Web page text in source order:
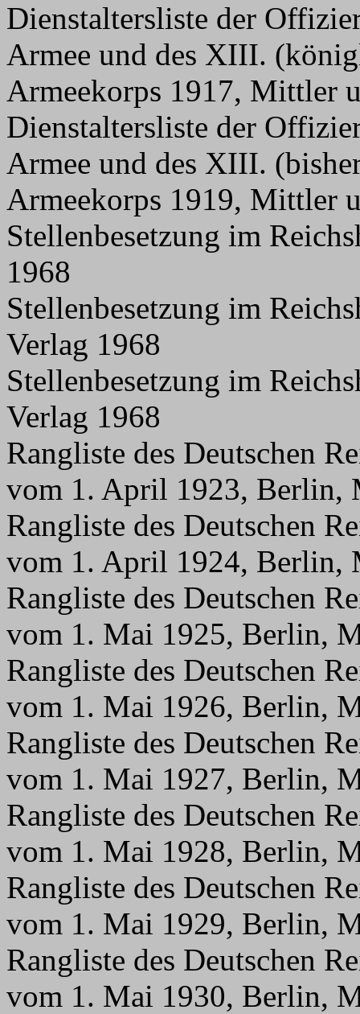
Dienstaltersliste der
Armee und des XIII.
Armeekorps 1917, Mittler
Dienstaltersliste der
Armee und des XIII.
Armeekorps 1919, Mittler
Stellenbesetzung im
1968
Stellenbesetzung im
Verlag 1968
Stellenbesetzung im
Verlag 1968
Rangliste des Deutschen
vom 1. April 1923, Berlin,
Rangliste des Deutschen
vom 1. April 1924, Berlin,
Rangliste des Deutschen
vom 1. Mai 1925, Berlin,
Rangliste des Deutschen
vom 1. Mai 1926, Berlin,
Rangliste des Deutschen
vom 1. Mai 1927, Berlin,
Rangliste des Deutschen
vom 1. Mai 1928, Berlin,
Rangliste des Deutschen
vom 1. Mai 1929, Berlin,
Rangliste des Deutschen
vom 1. Mai 1930, Berlin,